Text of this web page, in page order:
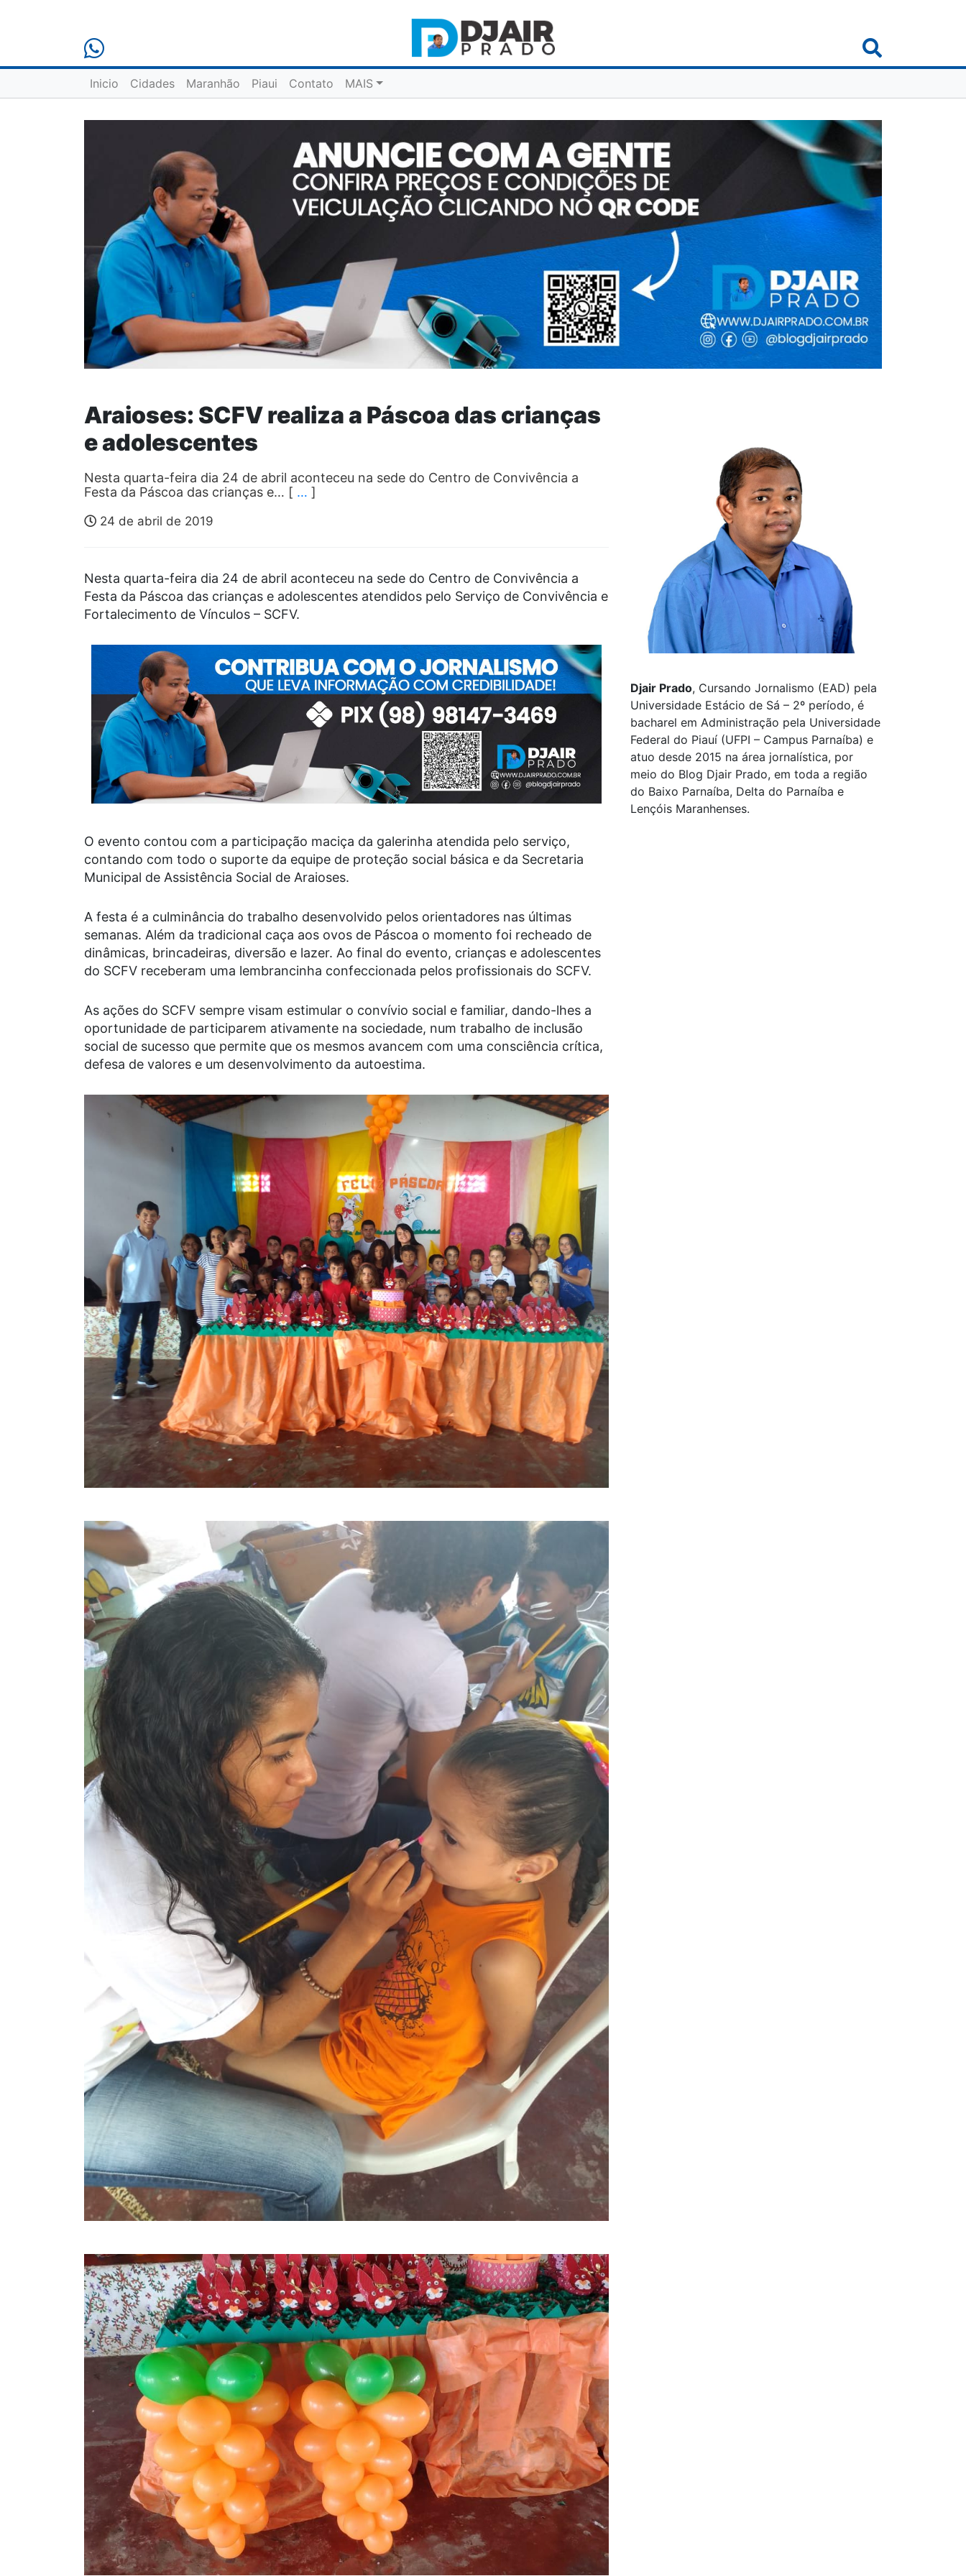
Inicio Cidades Maranhão Piaui Contato MAIS
Araioses: SCFV realiza a Páscoa das crianças
e adolescentes
Nesta quarta-feira dia 24 de abril aconteceu na sede do Centro de Convivência a
Festa da Páscoa das crianças e… [ … ]
24 de abril de 2019
Nesta quarta-feira dia 24 de abril aconteceu na sede do Centro de Convivência a
Festa da Páscoa das crianças e adolescentes atendidos pelo Serviço de Convivência e
Fortalecimento de Vínculos – SCFV.
O evento contou com a participação maciça da galerinha atendida pelo serviço,
contando com todo o suporte da equipe de proteção social básica e da Secretaria
Municipal de Assistência Social de Araioses.
A festa é a culminância do trabalho desenvolvido pelos orientadores nas últimas
semanas. Além da tradicional caça aos ovos de Páscoa o momento foi recheado de
dinâmicas, brincadeiras, diversão e lazer. Ao final do evento, crianças e adolescentes
do SCFV receberam uma lembrancinha confeccionada pelos profissionais do SCFV.
As ações do SCFV sempre visam estimular o convívio social e familiar, dando-lhes a
oportunidade de participarem ativamente na sociedade, num trabalho de inclusão
social de sucesso que permite que os mesmos avancem com uma consciência crítica,
defesa de valores e um desenvolvimento da autoestima.
Djair Prado, Cursando Jornalismo (EAD) pela
Universidade Estácio de Sá – 2º período, é
bacharel em Administração pela Universidade
Federal do Piauí (UFPI – Campus Parnaíba) e
atuo desde 2015 na área jornalística, por
meio do Blog Djair Prado, em toda a região
do Baixo Parnaíba, Delta do Parnaíba e
Lençóis Maranhenses.